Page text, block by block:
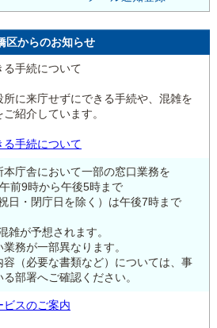
区からのお知らせ
る手続について
に来庁せずにできる手続や、混雑を
紹介しています。
る手続について
庁舎において一部の窓口業務を
前9時から午後5時まで
日・閉庁日を除く）は午後7時まで
雑が予想されます。
務が一部異なります。
（必要な書類など）については、事
部署へご確認ください。
スのご案内